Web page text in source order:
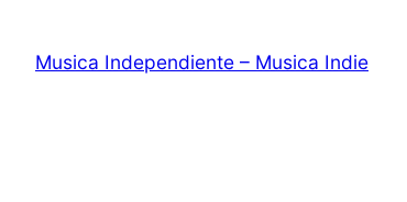
contenido
Musica Independiente – Musica Indie